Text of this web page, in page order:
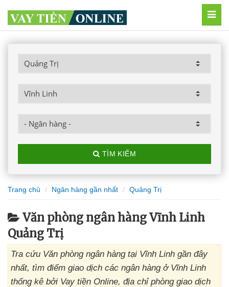
TÌM KIẾM
Trang chủ Ngân hàng gần nhất Quảng Trị
Văn phòng ngân hàng Vĩnh Linh
Quảng Trị
Tra cứu Văn phòng ngân hàng tại Vĩnh Linh gần đây
nhất, tìm điểm giao dịch các ngân hàng ở Vĩnh Linh
thống kê bởi Vay tiền Online, địa chỉ phòng giao dịch